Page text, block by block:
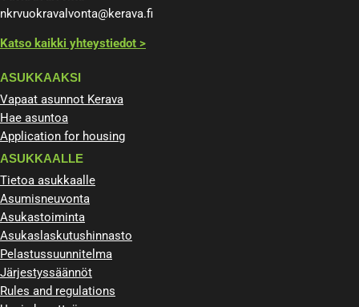
nkrvuokravalvonta@kerava.fi
Katso kaikki yhteystiedot >
ASUKKAAKSI
Vapaat asunnot Kerava
Hae asuntoa
Application for housing
ASUKKAALLE
Tietoa asukkaalle
Asumisneuvonta
Asukastoiminta
Asukaslaskutushinnasto
Pelastussuunnitelma
Järjestyssäännöt
Rules and regulations